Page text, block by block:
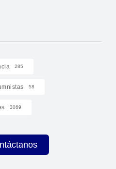
285
58
3069